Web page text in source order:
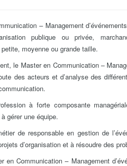
– Management
publique ou privée,
moyenne ou grande taille.
le Master en Communication –
des acteurs et d’analyse des
à forte composante
gérer une équipe.
de responsable en gestion de
d’organisation et à résoudre des
en Communication – Management